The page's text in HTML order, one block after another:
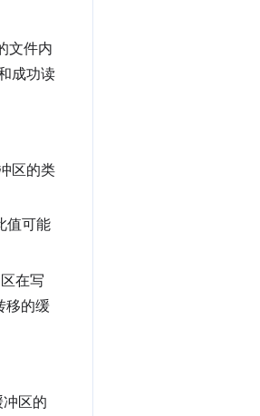
文件内
成功读
区的类
值可能
在写
移的缓
区的